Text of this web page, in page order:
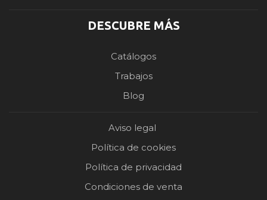
DESCUBRE MÁS
Catálogos
Trabajos
Blog
Aviso legal
Política de cookies
Política de privacidad
Condiciones de venta